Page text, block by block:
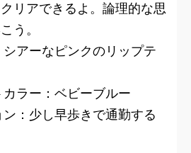
リアできるよ。論理的な思
う。
シアーなピンクのリップテ
カラー：ベビーブルー
：少し早歩きで通勤する